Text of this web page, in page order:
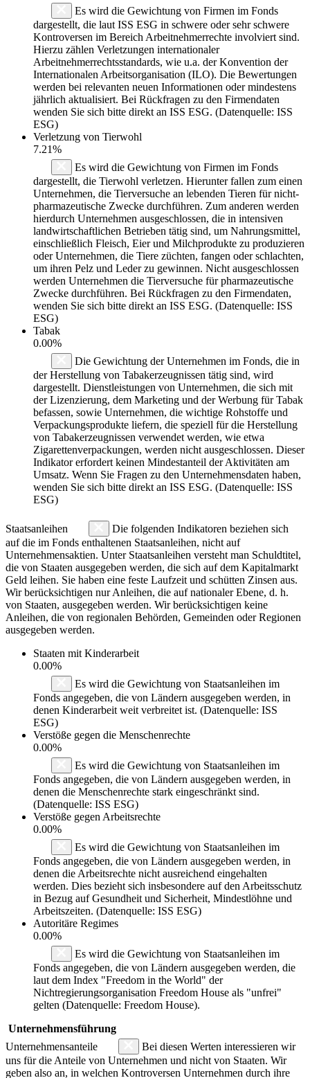
Es wird die Gewichtung von Firmen im Fonds
dargestellt, die laut ISS ESG in schwere oder sehr schwere
Kontroversen im Bereich Arbeitnehmerrechte involviert sind.
Hierzu zählen Verletzungen internationaler
Arbeitnehmerrechtsstandards, wie u.a. der Konvention der
Internationalen Arbeitsorganisation (ILO). Die Bewertungen
werden bei relevanten neuen Informationen oder mindestens
jährlich aktualisiert. Bei Rückfragen zu den Firmendaten
wenden Sie sich bitte direkt an ISS ESG. (Datenquelle: ISS
ESG)
Verletzung von Tierwohl
7.21%
Es wird die Gewichtung von Firmen im Fonds
dargestellt, die Tierwohl verletzen. Hierunter fallen zum einen
Unternehmen, die Tierversuche an lebenden Tieren für nicht-
pharmazeutische Zwecke durchführen. Zum anderen werden
hierdurch Unternehmen ausgeschlossen, die in intensiven
landwirtschaftlichen Betrieben tätig sind, um Nahrungsmittel,
einschließlich Fleisch, Eier und Milchprodukte zu produzieren
oder Unternehmen, die Tiere züchten, fangen oder schlachten,
um ihren Pelz und Leder zu gewinnen. Nicht ausgeschlossen
werden Unternehmen die Tierversuche für pharmazeutische
Zwecke durchführen. Bei Rückfragen zu den Firmendaten,
wenden Sie sich bitte direkt an ISS ESG. (Datenquelle: ISS
ESG)
Tabak
0.00%
Die Gewichtung der Unternehmen im Fonds, die in
der Herstellung von Tabakerzeugnissen tätig sind, wird
dargestellt. Dienstleistungen von Unternehmen, die sich mit
der Lizenzierung, dem Marketing und der Werbung für Tabak
befassen, sowie Unternehmen, die wichtige Rohstoffe und
Verpackungsprodukte liefern, die speziell für die Herstellung
von Tabakerzeugnissen verwendet werden, wie etwa
Zigarettenverpackungen, werden nicht ausgeschlossen. Dieser
Indikator erfordert keinen Mindestanteil der Aktivitäten am
Umsatz. Wenn Sie Fragen zu den Unternehmensdaten haben,
wenden Sie sich bitte direkt an ISS ESG. (Datenquelle: ISS
ESG)
Staatsanleihen
Die folgenden Indikatoren beziehen sich
auf die im Fonds enthaltenen Staatsanleihen, nicht auf
Unternehmensaktien. Unter Staatsanleihen versteht man Schuldtitel,
die von Staaten ausgegeben werden, die sich auf dem Kapitalmarkt
Geld leihen. Sie haben eine feste Laufzeit und schütten Zinsen aus.
Wir berücksichtigen nur Anleihen, die auf nationaler Ebene, d. h.
von Staaten, ausgegeben werden. Wir berücksichtigen keine
Anleihen, die von regionalen Behörden, Gemeinden oder Regionen
ausgegeben werden.
Staaten mit Kinderarbeit
0.00%
Es wird die Gewichtung von Staatsanleihen im
Fonds angegeben, die von Ländern ausgegeben werden, in
denen Kinderarbeit weit verbreitet ist. (Datenquelle: ISS
ESG)
Verstöße gegen die Menschenrechte
0.00%
Es wird die Gewichtung von Staatsanleihen im
Fonds angegeben, die von Ländern ausgegeben werden, in
denen die Menschenrechte stark eingeschränkt sind.
(Datenquelle: ISS ESG)
Verstöße gegen Arbeitsrechte
0.00%
Es wird die Gewichtung von Staatsanleihen im
Fonds angegeben, die von Ländern ausgegeben werden, in
denen die Arbeitsrechte nicht ausreichend eingehalten
werden. Dies bezieht sich insbesondere auf den Arbeitsschutz
in Bezug auf Gesundheit und Sicherheit, Mindestlöhne und
Arbeitszeiten. (Datenquelle: ISS ESG)
Autoritäre Regimes
0.00%
Es wird die Gewichtung von Staatsanleihen im
Fonds angegeben, die von Ländern ausgegeben werden, die
laut dem Index "Freedom in the World" der
Nichtregierungsorganisation Freedom House als "unfrei"
gelten (Datenquelle: Freedom House).
Unternehmensführung
Unternehmensanteile
Bei diesen Werten interessieren wir
uns für die Anteile von Unternehmen und nicht von Staaten. Wir
geben also an, in welchen Kontroversen Unternehmen durch ihre